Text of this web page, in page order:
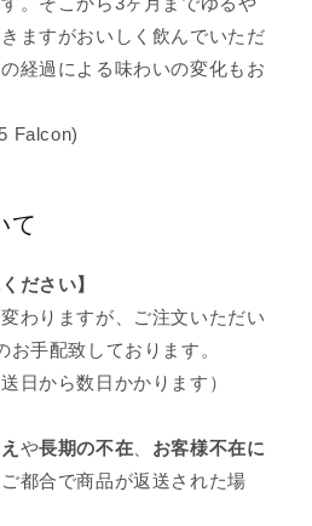
ますがおいしく飲んでいただ
経過による味わいの変化もお
Falcon)
て
ださい】
わりますが、ご注文いただい
手配致しております。
日から数日かかります）
や長期の不在
お客様不在に
都合で商品が返送された場